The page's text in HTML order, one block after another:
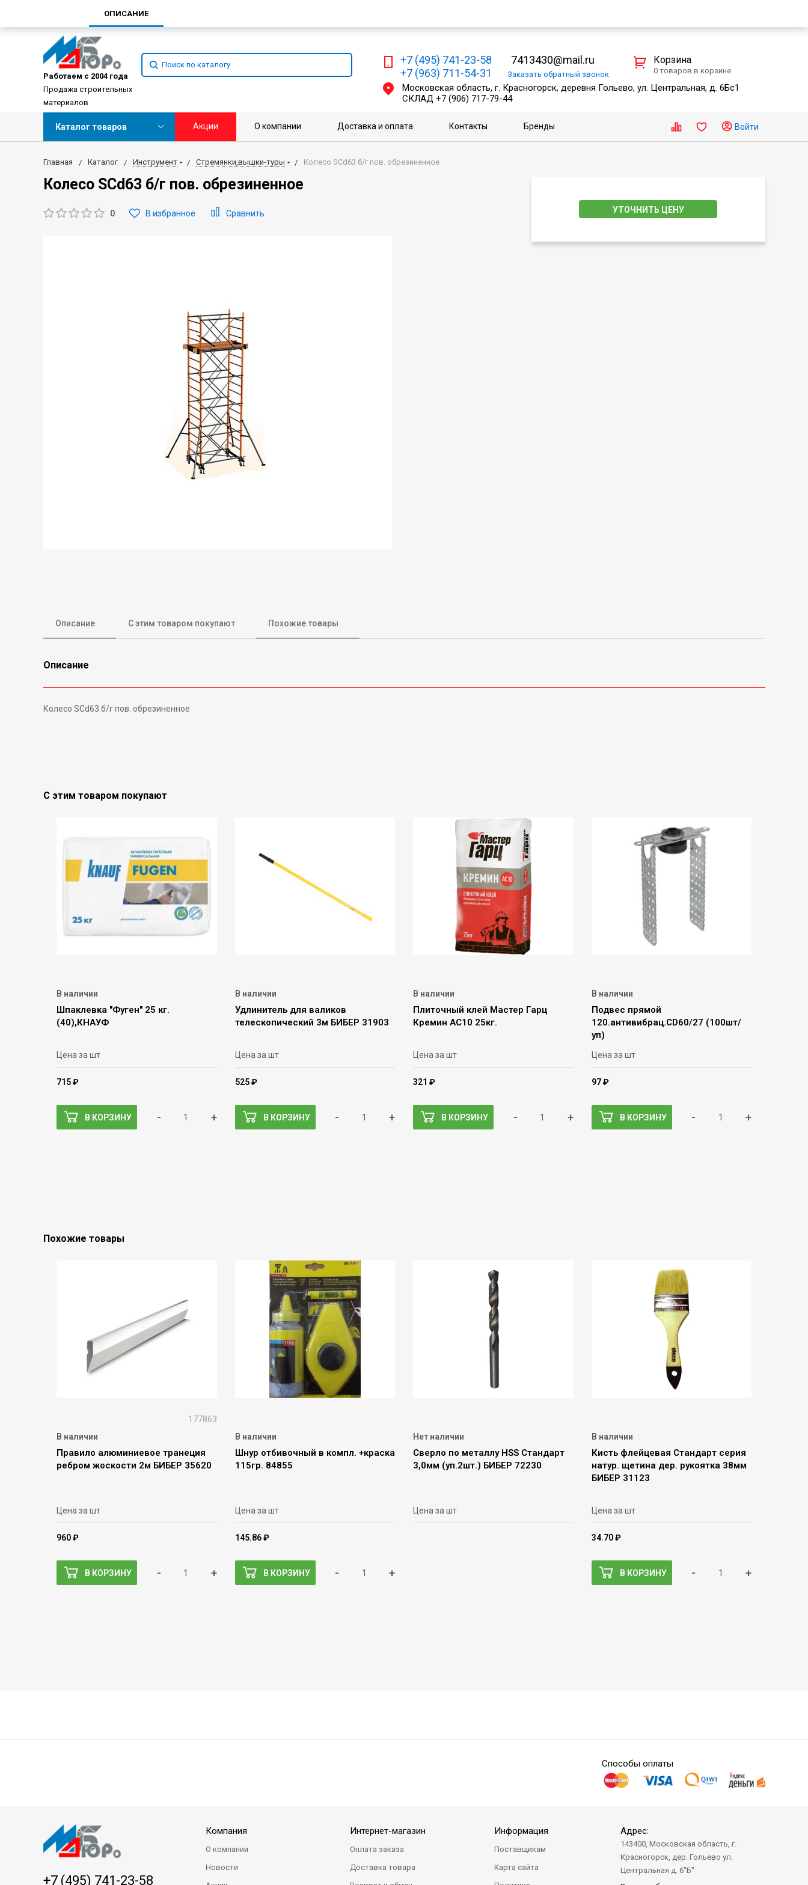
Работаем с 2004 года
Продажа строительных
материалов
+7 (495) 741-23-58
+7 (963) 711-54-31
7413430@mail.ru
Заказать обратный звонок
Московская область, г. Красногорск, деревня Гольево, ул. Центральная, д. 6Бс1
СКЛАД +7 (906) 717-79-44
Корзина
0 товаров в корзине
Каталог товаров Акции О компании Доставка и оплата Контакты Бренды Войти
Главная Каталог Инструмент Стремянки,вышки-туры Колесо SCd63 б/г пов. обрезиненное
Колесо SCd63 б/г пов. обрезиненное
0 В избранное Сравнить УТОЧНИТЬ ЦЕНУ
Описание С этим товаром покупают Похожие товары
Описание
Колесо SCd63 б/г пов. обрезиненное
С этим товаром покупают
В наличии
Шпаклевка "Фуген" 25 кг.
(40),КНАУФ
Цена за шт
715 ₽
В КОРЗИНУ - +
В наличии
Удлинитель для валиков
телескопический 3м БИБЕР 31903
Цена за шт
525 ₽
В КОРЗИНУ - +
В наличии
Плиточный клей Мастер Гарц
Кремин AC10 25кг.
Цена за шт
321 ₽
В КОРЗИНУ - +
В наличии
Подвес прямой
120.антивибрац.CD60/27 (100шт/
уп)
Цена за шт
97 ₽
В КОРЗИНУ - +
Похожие товары
177863
В наличии
Правило алюминиевое транеция
ребром жоскости 2м БИБЕР 35620
Цена за шт
960 ₽
В КОРЗИНУ - +
В наличии
Шнур отбивочный в компл. +краска
115гр. 84855
Цена за шт
145.86 ₽
В КОРЗИНУ - +
Нет наличии
Сверло по металлу НSS Стандарт
3,0мм (уп.2шт.) БИБЕР 72230
Цена за шт
В наличии
Кисть флейцевая Стандарт серия
натур. щетина дер. рукоятка 38мм
БИБЕР 31123
Цена за шт
34.70 ₽
В КОРЗИНУ - +
ОПИСАНИЕ
Способы оплаты
+7 (495) 741-23-58
Компания
О компании
Новости
Интернет-магазин
Оплата заказа
Доставка товара
Информация
Поставщикам
Карта сайта
Адрес:
143400, Московская область, г.
Красногорск, дер. Гольево ул.
Центральная д. 6"Б"